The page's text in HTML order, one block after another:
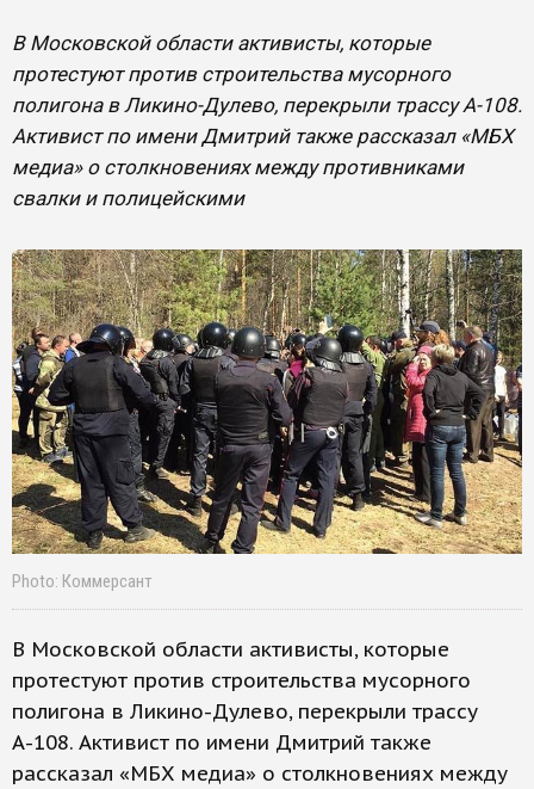
В Московской области активисты, которые
протестуют против строительства мусорного
полигона в Ликино-Дулево, перекрыли трассу А-108.
Активист по имени Дмитрий также рассказал «МБХ
медиа» о столкновениях между противниками
свалки и полицейскими
Photo: Коммерсант
В Московской области активисты, которые
протестуют против строительства мусорного
полигона в Ликино-Дулево, перекрыли трассу
А-108. Активист по имени Дмитрий также
рассказал «МБХ медиа» о столкновениях между